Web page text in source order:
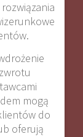
mogą
do
oferują